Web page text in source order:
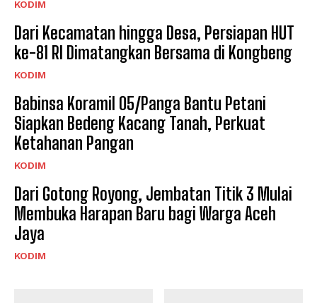
KODIM
Dari Kecamatan hingga Desa, Persiapan HUT
ke-81 RI Dimatangkan Bersama di Kongbeng
KODIM
Babinsa Koramil 05/Panga Bantu Petani
Siapkan Bedeng Kacang Tanah, Perkuat
Ketahanan Pangan
KODIM
Dari Gotong Royong, Jembatan Titik 3 Mulai
Membuka Harapan Baru bagi Warga Aceh
Jaya
KODIM